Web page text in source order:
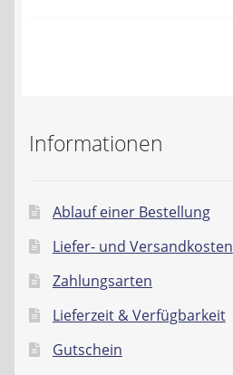
Datenschutzerklärung
Impressum
Informationen
Ablauf einer Bestellung
Liefer- und Versandkosten
Zahlungsarten
Lieferzeit & Verfügbarkeit
Gutschein